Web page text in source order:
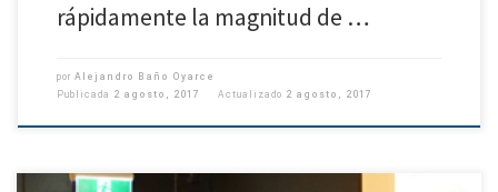
rápidamente la magnitud de …
por Alejandro Baño Oyarce
Publicada 2 agosto, 2017 Actualizado 2 agosto, 2017